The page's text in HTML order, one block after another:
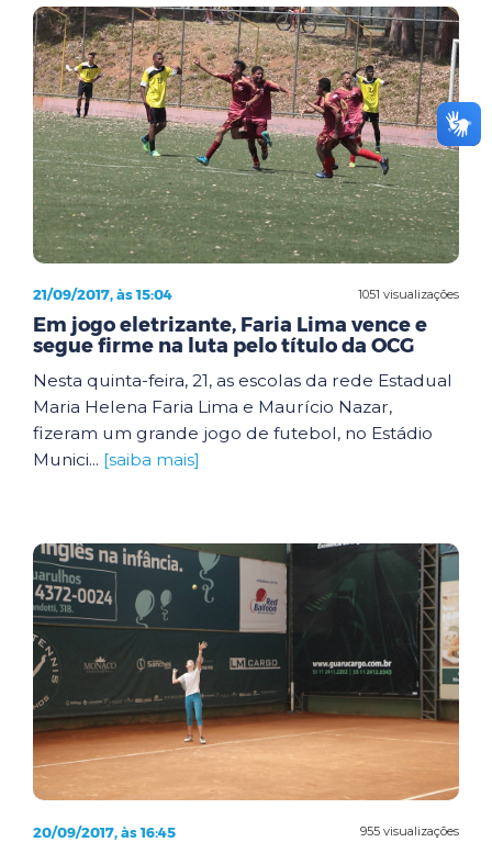
1051 visualizações
21/09/2017, às 15:04
Em jogo eletrizante, Faria Lima vence e
segue firme na luta pelo título da OCG
Nesta quinta-feira, 21, as escolas da rede Estadual
Maria Helena Faria Lima e Maurício Nazar,
fizeram um grande jogo de futebol, no Estádio
Munici... [saiba mais]
955 visualizações
20/09/2017, às 16:45